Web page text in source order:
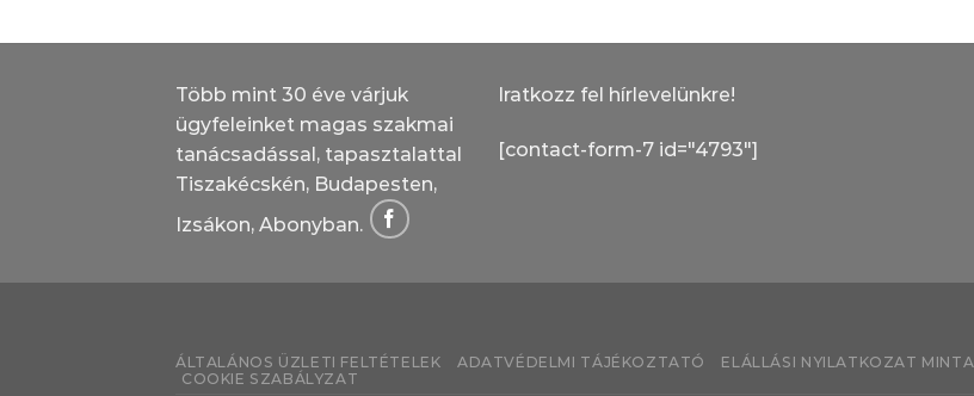
Több mint 30 éve várjuk
ügyfeleinket magas szakmai
tanácsadással, tapasztalattal
Tiszakécskén, Budapesten,
Izsákon, Abonyban.
Iratkozz fel hírlevelünkre!
[contact-form-7 id="4793"]
ÁLTALÁNOS ÜZLETI FELTÉTELEK ADATVÉDELMI TÁJÉKOZTATÓ ELÁLLÁSI NYILATKOZAT MINTA
COOKIE SZABÁLYZAT